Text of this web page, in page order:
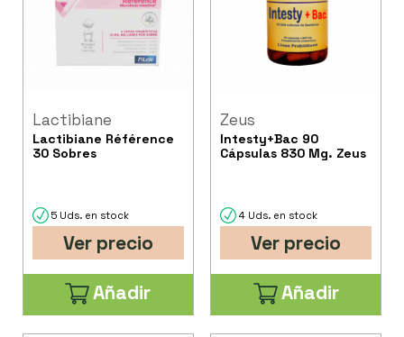
Lactibiane
Lactibiane Référence
30 Sobres
5 Uds. en stock
Ver precio
Añadir
Zeus
Intesty+Bac 90
Cápsulas 830 Mg. Zeus
4 Uds. en stock
Ver precio
Añadir